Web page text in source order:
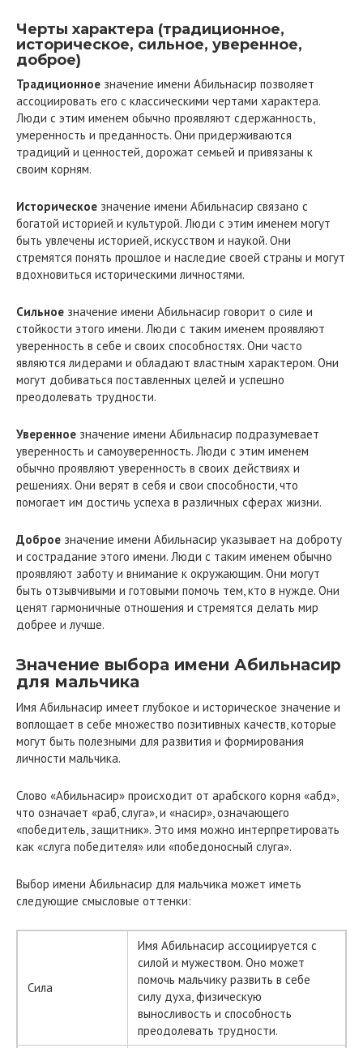
Черты характера (традиционное,
историческое, сильное, уверенное,
доброе)
Традиционное значение имени Абильнасир позволяет
ассоциировать его с классическими чертами характера.
Люди с этим именем обычно проявляют сдержанность,
умеренность и преданность. Они придерживаются
традиций и ценностей, дорожат семьей и привязаны к
своим корням.
Историческое значение имени Абильнасир связано с
богатой историей и культурой. Люди с этим именем могут
быть увлечены историей, искусством и наукой. Они
стремятся понять прошлое и наследие своей страны и могут
вдохновиться историческими личностями.
Сильное значение имени Абильнасир говорит о силе и
стойкости этого имени. Люди с таким именем проявляют
уверенность в себе и своих способностях. Они часто
являются лидерами и обладают властным характером. Они
могут добиваться поставленных целей и успешно
преодолевать трудности.
Уверенное значение имени Абильнасир подразумевает
уверенность и самоуверенность. Люди с этим именем
обычно проявляют уверенность в своих действиях и
решениях. Они верят в себя и свои способности, что
помогает им достичь успеха в различных сферах жизни.
Доброе значение имени Абильнасир указывает на доброту
и сострадание этого имени. Люди с таким именем обычно
проявляют заботу и внимание к окружающим. Они могут
быть отзывчивыми и готовыми помочь тем, кто в нужде. Они
ценят гармоничные отношения и стремятся делать мир
добрее и лучше.
Значение выбора имени Абильнасир
для мальчика
Имя Абильнасир имеет глубокое и историческое значение и
воплощает в себе множество позитивных качеств, которые
могут быть полезными для развития и формирования
личности мальчика.
Слово «Абильнасир» происходит от арабского корня «абд»,
что означает «раб, слуга», и «насир», означающего
«победитель, защитник». Это имя можно интерпретировать
как «слуга победителя» или «победоносный слуга».
Выбор имени Абильнасир для мальчика может иметь
следующие смысловые оттенки:
Сила
Имя Абильнасир ассоциируется с
силой и мужеством. Оно может
помочь мальчику развить в себе
силу духа, физическую
выносливость и способность
преодолевать трудности.